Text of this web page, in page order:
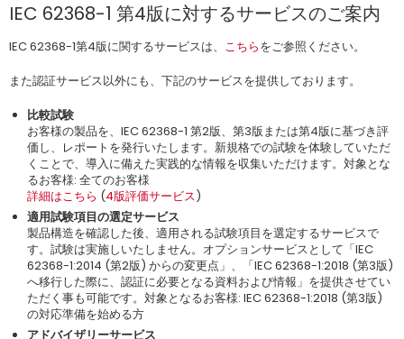
IEC 62368-1 第4版に対するサービスのご案内
IEC 62368-1第4版に関するサービスは、 こちらをご参照ください。
また認証サービス以外にも、下記のサービスを提供しております。
比較試験
お客様の製品を、IEC 62368-1 第2版、第3版または第4版に基づき評
価し、レポートを発行いたします。新規格での試験を体験していただ
くことで、導入に備えた実践的な情報を収集いただけます。対象とな
るお客様: 全てのお客様
詳細はこちら (4版評価サービス)
適用試験項目の選定サービス
製品構造を確認した後、適用される試験項目を選定するサービスで
す。試験は実施しいたしません。オプションサービスとして「IEC
62368-1:2014 (第2版) からの変更点」、「IEC 62368-1:2018 (第3版)
へ移行した際に、認証に必要となる資料および情報」を提供させてい
ただく事も可能です。対象となるお客様: IEC 62368-1:2018 (第3版)
の対応準備を始める方
アドバイザリーサービス